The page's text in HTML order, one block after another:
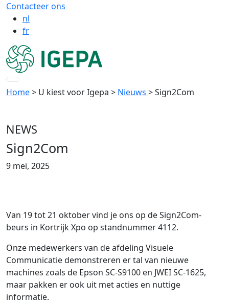
Contacteer ons
nl
fr
Home> U kiest voor Igepa > Nieuws > Sign2Com
NEWS
Sign2Com
9 mei, 2025
Van 19 tot 21 oktober vind je ons op de Sign2Com-
beurs in Kortrijk Xpo op standnummer 4112.
Onze medewerkers van de afdeling Visuele
Communicatie demonstreren er tal van nieuwe
machines zoals de Epson SC-S9100 en JWEI SC-1625,
maar pakken er ook uit met acties en nuttige
informatie.